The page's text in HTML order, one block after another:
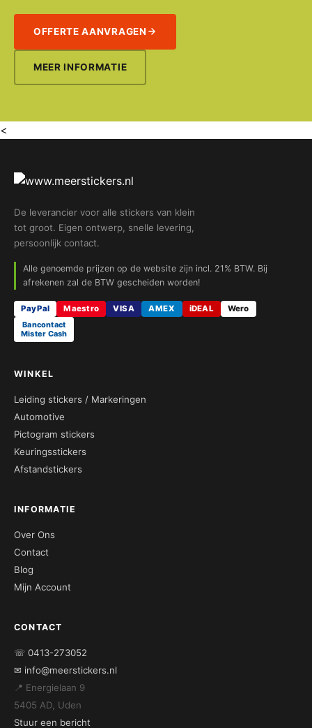
OFFERTE AANVRAGEN
MEER INFORMATIE
<
De leverancier voor alle stickers van klein
tot groot. Eigen ontwerp, snelle levering,
persoonlijk contact.
Alle genoemde prijzen op de website zijn incl. 21% BTW. Bij
afrekenen zal de BTW gescheiden worden!
PayPal Maestro VISA AMEX iDEAL
Wero
Bancontact
Mister Cash
WINKEL
Leiding stickers / Markeringen
Automotive
Pictogram stickers
Keuringsstickers
Afstandstickers
INFORMATIE
Over Ons
Contact
Blog
Mijn Account
CONTACT
☏ 0413-273052
✉ info@meerstickers.nl
📍 Energielaan 9
5405 AD, Uden
Stuur een bericht